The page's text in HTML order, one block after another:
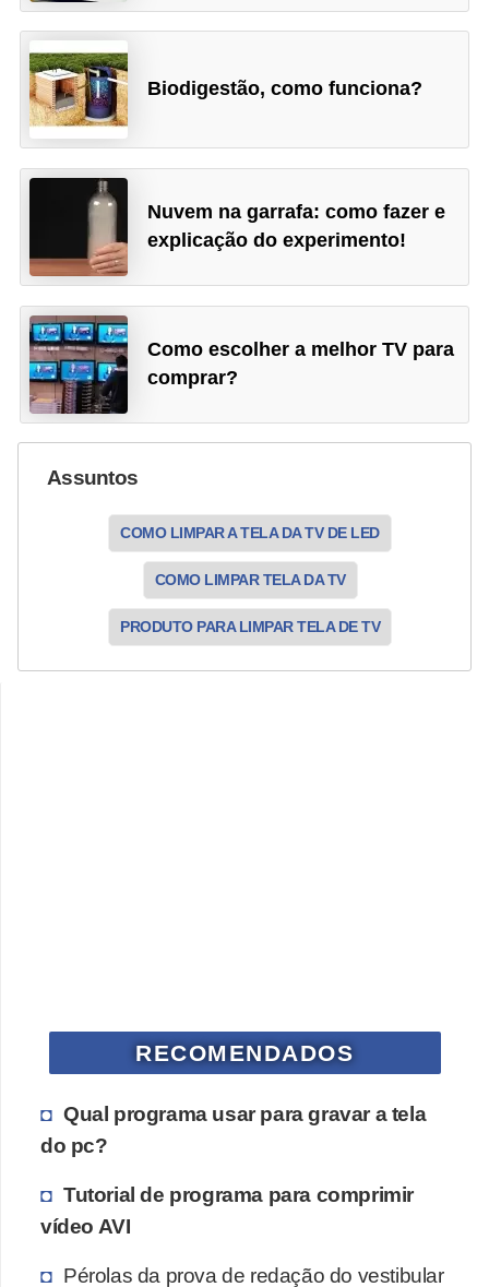
Biodigestão, como funciona?
Nuvem na garrafa: como fazer e
explicação do experimento!
Como escolher a melhor TV para
comprar?
Assuntos
COMO LIMPAR A TELA DA TV DE LED
COMO LIMPAR TELA DA TV
PRODUTO PARA LIMPAR TELA DE TV
RECOMENDADOS
Qual programa usar para gravar a tela
do pc?
Tutorial de programa para comprimir
vídeo AVI
Pérolas da prova de redação do vestibular